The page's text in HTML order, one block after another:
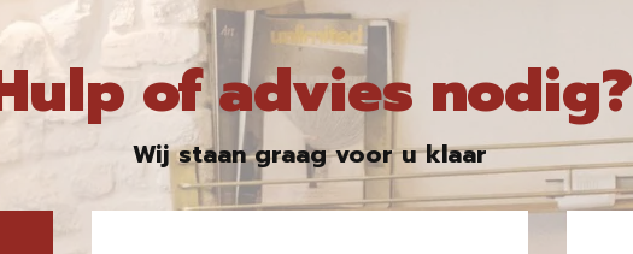
of advies nodig?
Wij staan graag voor u klaar